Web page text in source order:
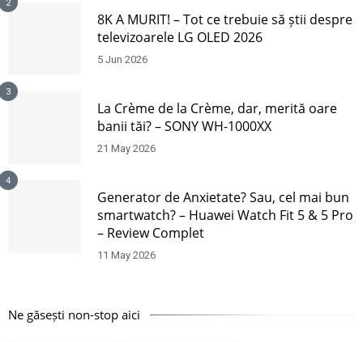
2
8K A MURIT! – Tot ce trebuie să știi despre
televizoarele LG OLED 2026
5 Jun 2026
3
La Crème de la Crème, dar, merită oare
banii tăi? – SONY WH-1000XX
21 May 2026
4
Generator de Anxietate? Sau, cel mai bun
smartwatch? – Huawei Watch Fit 5 & 5 Pro
– Review Complet
11 May 2026
Ne găsești non-stop aici